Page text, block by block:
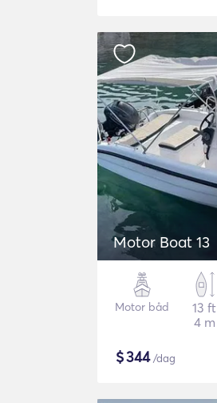
Motor Boat 13
Motor båd
13 ft
4 m
$344/dag